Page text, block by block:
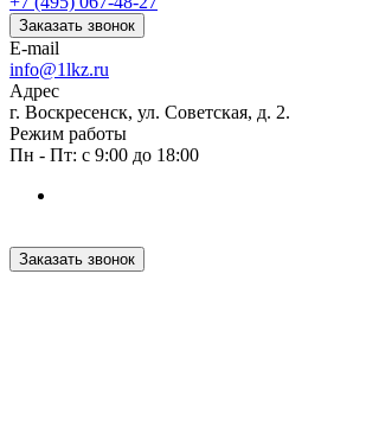
Заказать звонок
E-mail
info@1lkz.ru
Адрес
г. Воскресенск, ул. Советская, д. 2.
Режим работы
Пн - Пт: с 9:00 до 18:00
Заказать звонок